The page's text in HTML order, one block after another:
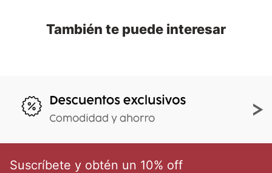
También te puede interesar
Suscríbete y obtén un 10% off